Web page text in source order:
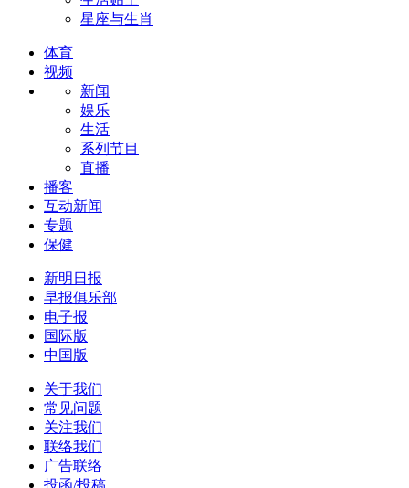
星座与生肖
体育
视频
新闻
娱乐
生活
系列节目
直播
播客
互动新闻
专题
保健
新明日报
早报俱乐部
电子报
国际版
中国版
关于我们
常见问题
关注我们
联络我们
广告联络